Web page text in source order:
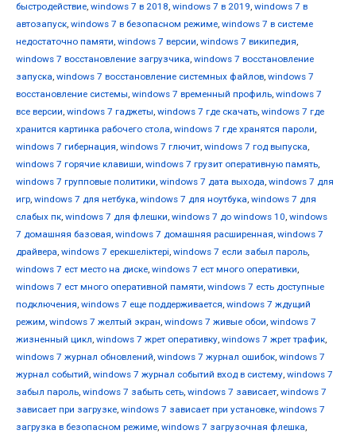
быстродействие, windows 7 в 2018, windows 7 в 2019, windows 7 в
автозапуск, windows 7 в безопасном режиме, windows 7 в системе
недостаточно памяти, windows 7 версии, windows 7 википедия,
windows 7 восстановление загрузчика, windows 7 восстановление
запуска, windows 7 восстановление системных файлов, windows 7
восстановление системы, windows 7 временный профиль, windows 7
все версии, windows 7 гаджеты, windows 7 где скачать, windows 7 где
хранится картинка рабочего стола, windows 7 где хранятся пароли,
windows 7 гибернация, windows 7 глючит, windows 7 год выпуска,
windows 7 горячие клавиши, windows 7 грузит оперативную память,
windows 7 групповые политики, windows 7 дата выхода, windows 7 для
игр, windows 7 для нетбука, windows 7 для ноутбука, windows 7 для
слабых пк, windows 7 для флешки, windows 7 до windows 10, windows
7 домашняя базовая, windows 7 домашняя расширенная, windows 7
драйвера, windows 7 ерекшеліктері, windows 7 если забыл пароль,
windows 7 ест место на диске, windows 7 ест много оперативки,
windows 7 ест много оперативной памяти, windows 7 есть доступные
подключения, windows 7 еще поддерживается, windows 7 ждущий
режим, windows 7 желтый экран, windows 7 живые обои, windows 7
жизненный цикл, windows 7 жрет оперативку, windows 7 жрет трафик,
windows 7 журнал обновлений, windows 7 журнал ошибок, windows 7
журнал событий, windows 7 журнал событий вход в систему, windows 7
забыл пароль, windows 7 забыть сеть, windows 7 зависает, windows 7
зависает при загрузке, windows 7 зависает при установке, windows 7
загрузка в безопасном режиме, windows 7 загрузочная флешка,